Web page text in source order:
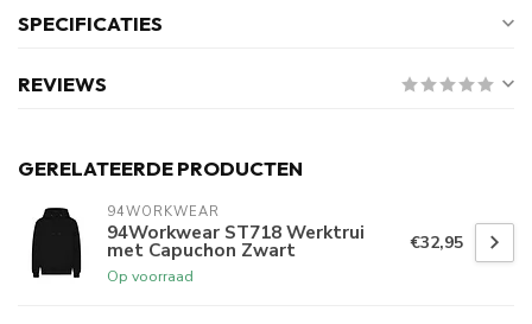
SPECIFICATIES
REVIEWS
GERELATEERDE PRODUCTEN
94WORKWEAR
94Workwear ST718 Werktrui
met Capuchon Zwart
Op voorraad
€32,95